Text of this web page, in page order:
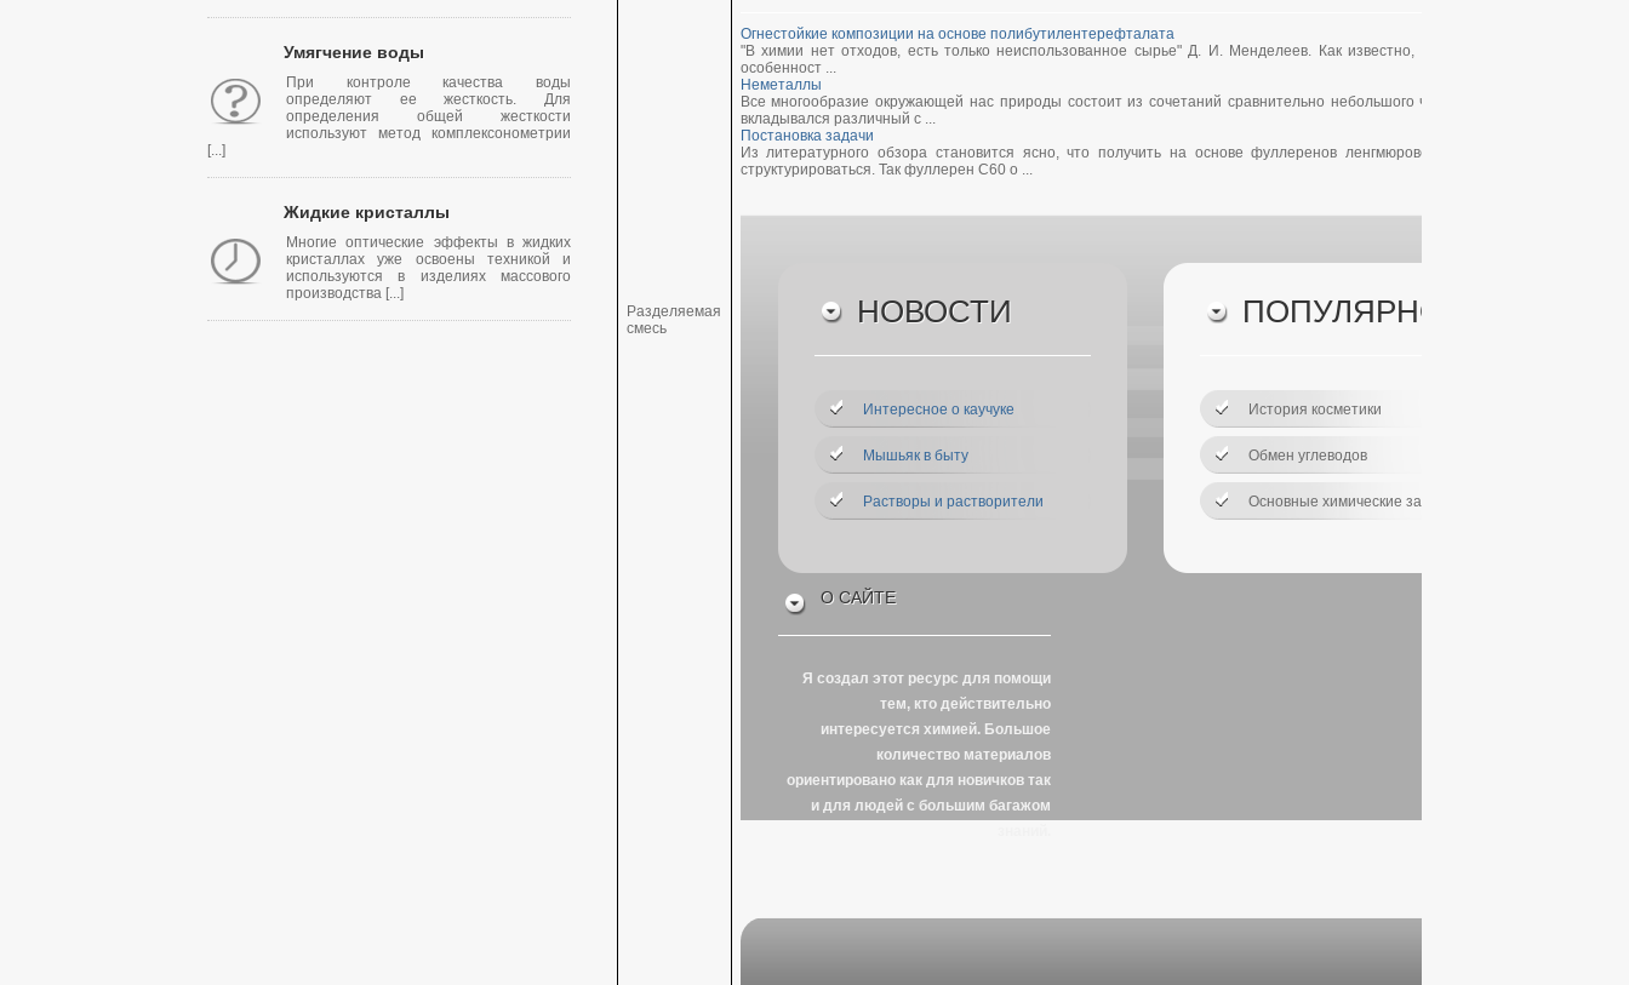
Умягчение воды
При контроле качества воды
определяют ее жесткость. Для
определения общей жесткости
используют метод комплексонометрии
[...]
Жидкие кристаллы
Многие оптические эффекты в жидких
кристаллах уже освоены техникой и
используются в изделиях массового
производства [...]
Разделяемая
смесь
Огнестойкие композиции на основе полибутилентерефталата
"В химии нет отходов, есть только неиспользованное сырье" Д. И. Менделеев. Как известно, развитие современной
особенност ...
Неметаллы
Все многообразие окружающей нас природы состоит из сочетаний сравнительно небольшого числа химических
вкладывался различный с ...
Постановка задачи
Из литературного обзора становится ясно, что получить на основе фуллеренов ленгмюровские монослои
структурироваться. Так фуллерен С60 о ...
НОВОСТИ
Интересное о каучуке
Мышьяк в быту
Растворы и растворители
ПОПУЛЯРНОЕ
История косметики
Обмен углеводов
Основные химические законы
О САЙТЕ
Я создал этот ресурс для помощи
тем, кто действительно
интересуется химией. Большое
количество материалов
ориентировано как для новичков так
и для людей с большим багажом